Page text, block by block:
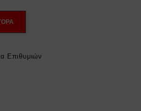
Επιθυμιών